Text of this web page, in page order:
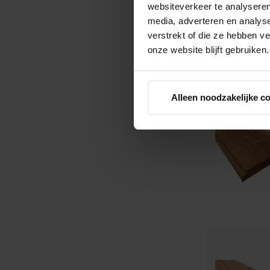
websiteverkeer te
media, adverteren en
verstrekt of die ze hebben
onze website blijft gebruiken.
Alleen noodzakelijke